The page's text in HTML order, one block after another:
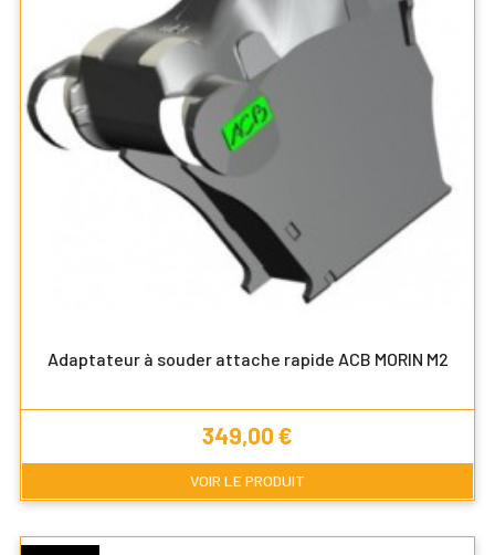
Adaptateur à souder attache rapide ACB MORIN M2
Prix
349,00 €
VOIR LE PRODUIT